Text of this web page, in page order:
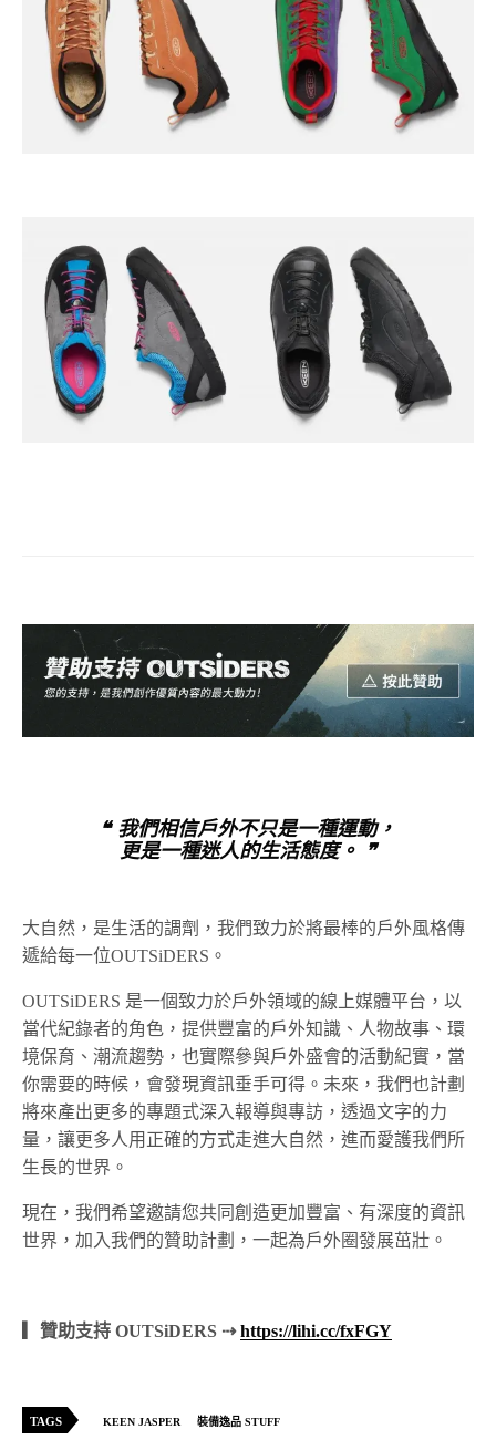
❝ 我們相信戶外不只是一種運動，
更是一種迷人的生活態度。 ❞
大自然，是生活的調劑，我們致力於將最棒的戶外風格傳
遞給每一位OUTSiDERS。
OUTSiDERS 是一個致力於戶外領域的線上媒體平台，以
當代紀錄者的角色，提供豐富的戶外知識、人物故事、環
境保育、潮流趨勢，也實際參與戶外盛會的活動紀實，當
你需要的時候，會發現資訊垂手可得。未來，我們也計劃
將來產出更多的專題式深入報導與專訪，透過文字的力
量，讓更多人用正確的方式走進大自然，進而愛護我們所
生長的世界。
現在，我們希望邀請您共同創造更加豐富、有深度的資訊
世界，加入我們的贊助計劃，一起為戶外圈發展茁壯。
▎贊助支持 OUTSiDERS ⇢https://lihi.cc/fxFGY
TAGS KEEN JASPER 裝備逸品 STUFF